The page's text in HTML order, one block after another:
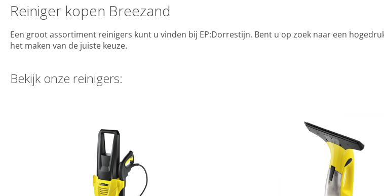
Reiniger kopen Breezand
Een groot assortiment reinigers kunt u vinden bij EP:Dorrestijn. Bent u op zoek naar een
het maken van de juiste keuze.
Bekijk onze reinigers: